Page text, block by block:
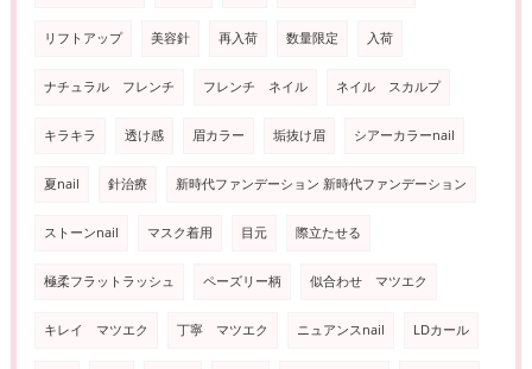
リフトアップ 美容針 再入荷 数量限定 入荷
ナチュラル フレンチ フレンチ ネイル ネイル スカルプ
キラキラ 透け感 眉カラー 垢抜け眉 シアーカラーnail
夏nail 針治療 新時代ファンデーション 新時代ファンデーション
ストーンnail マスク着用 目元 際立たせる
極柔フラットラッシュ ペーズリー柄 似合わせ マツエク
キレイ マツエク 丁寧 マツエク ニュアンスnail LDカール